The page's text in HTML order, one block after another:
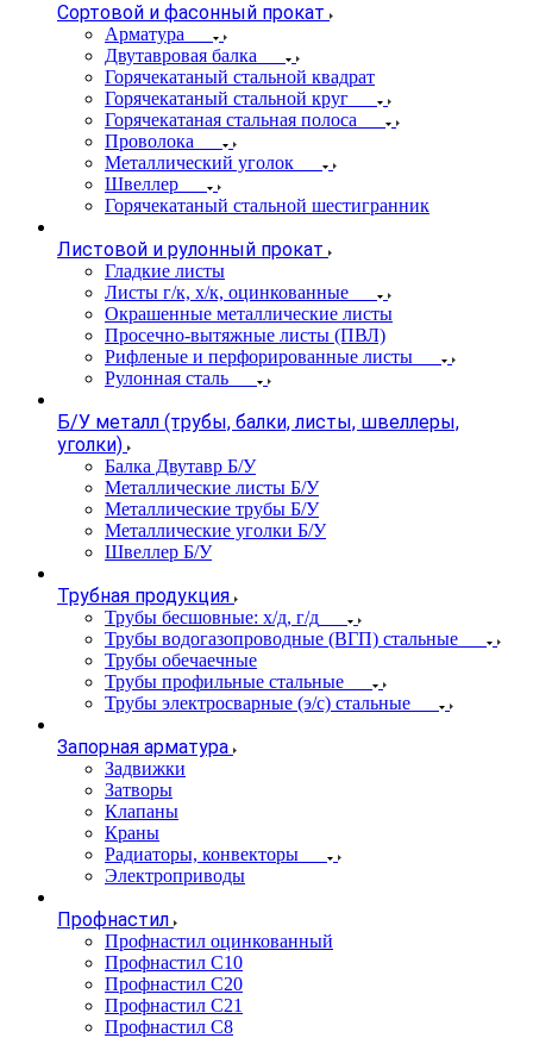
Сортовой и фасонный прокат
Арматура
Двутавровая балка
Горячекатаный стальной квадрат
Горячекатаный стальной круг
Горячекатаная стальная полоса
Проволока
Металлический уголок
Швеллер
Горячекатаный стальной шестигранник
Листовой и рулонный прокат
Гладкие листы
Листы г/к, х/к, оцинкованные
Окрашенные металлические листы
Просечно-вытяжные листы (ПВЛ)
Рифленые и перфорированные листы
Рулонная сталь
Б/У металл (трубы, балки, листы, швеллеры,
уголки)
Балка Двутавр Б/У
Металлические листы Б/У
Металлические трубы Б/У
Металлические уголки Б/У
Швеллер Б/У
Трубная продукция
Трубы бесшовные: х/д, г/д
Трубы водогазопроводные (ВГП) стальные
Трубы обечаечные
Трубы профильные стальные
Трубы электросварные (э/с) стальные
Запорная арматура
Задвижки
Затворы
Клапаны
Краны
Радиаторы, конвекторы
Электроприводы
Профнастил
Профнастил оцинкованный
Профнастил С10
Профнастил С20
Профнастил С21
Профнастил С8